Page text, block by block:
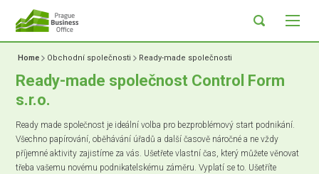
Home Obchodní společnosti Ready-made společnosti
Ready-made společnost Control Form
s.r.o.
Ready made společnost je ideální volba pro bezproblémový start podnikání.
Všechno papírování, oběhávání úřadů a další časově náročné a ne vždy
příjemné aktivity zajistíme za vás. Ušetřete vlastní čas, který můžete věnovat
třeba vašemu novému podnikatelskému záměru. Vyplatí se to. Ušetříte